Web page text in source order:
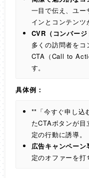
一目で伝え、ユ
インとコンテンツ
CVR（コンバー
多くの訪問者をコ
CTA（Call to
す。
具体例：
**「今すぐ申し込
たCTAボタンが
定の行動に誘導。
広告キャンペーン
定のオファーを打